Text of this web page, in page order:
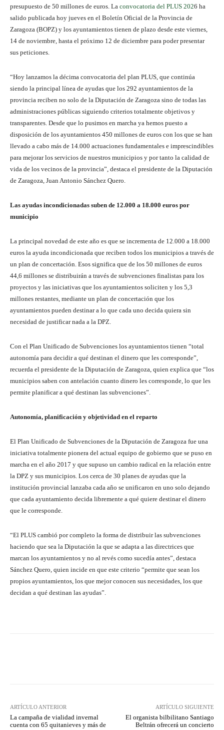
presupuesto de 50 millones de euros. La convocatoria del PLUS 2026 ha
salido publicada hoy jueves en el Boletín Oficial de la Provincia de
Zaragoza (BOPZ) y los ayuntamientos tienen de plazo desde este viernes,
14 de noviembre, hasta el próximo 12 de diciembre para poder presentar
sus peticiones.
“Hoy lanzamos la décima convocatoria del plan PLUS, que continúa
siendo la principal línea de ayudas que los 292 ayuntamientos de la
provincia reciben no solo de la Diputación de Zaragoza sino de todas las
administraciones públicas siguiendo criterios totalmente objetivos y
transparentes. Desde que lo pusimos en marcha ya hemos puesto a
disposición de los ayuntamientos 450 millones de euros con los que se han
llevado a cabo más de 14.000 actuaciones fundamentales e imprescindibles
para mejorar los servicios de nuestros municipios y por tanto la calidad de
vida de los vecinos de la provincia”, destaca el presidente de la Diputación
de Zaragoza, Juan Antonio Sánchez Quero.
Las ayudas incondicionadas suben de 12.000 a 18.000 euros por
municipio
La principal novedad de este año es que se incrementa de 12.000 a 18.000
euros la ayuda incondicionada que reciben todos los municipios a través de
un plan de concertación. Esos significa que de los 50 millones de euros
44,6 millones se distribuirán a través de subvenciones finalistas para los
proyectos y las iniciativas que los ayuntamientos soliciten y los 5,3
millones restantes, mediante un plan de concertación que los
ayuntamientos pueden destinar a lo que cada uno decida quiera sin
necesidad de justificar nada a la DPZ.
Con el Plan Unificado de Subvenciones los ayuntamientos tienen “total
autonomía para decidir a qué destinan el dinero que les corresponde”,
recuerda el presidente de la Diputación de Zaragoza, quien explica que “los
municipios saben con antelación cuanto dinero les corresponde, lo que les
permite planificar a qué destinan las subvenciones”.
Autonomía, planificación y objetividad en el reparto
El Plan Unificado de Subvenciones de la Diputación de Zaragoza fue una
iniciativa totalmente pionera del actual equipo de gobierno que se puso en
marcha en el año 2017 y que supuso un cambio radical en la relación entre
la DPZ y sus municipios. Los cerca de 30 planes de ayudas que la
institución provincial lanzaba cada año se unificaron en uno solo dejando
que cada ayuntamiento decida libremente a qué quiere destinar el dinero
que le corresponde.
“El PLUS cambió por completo la forma de distribuir las subvenciones
haciendo que sea la Diputación la que se adapta a las directrices que
marcan los ayuntamientos y no al revés como sucedía antes”, destaca
Sánchez Quero, quien incide en que este criterio “permite que sean los
propios ayuntamientos, los que mejor conocen sus necesidades, los que
decidan a qué destinan las ayudas”.
ARTÍCULO ANTERIOR
La campaña de vialidad invernal
cuenta con 65 quitanieves y más de
ARTÍCULO SIGUIENTE
El organista bilbilitano Santiago
Beltrán ofrecerá un concierto